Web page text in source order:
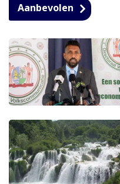
Aanbevolen